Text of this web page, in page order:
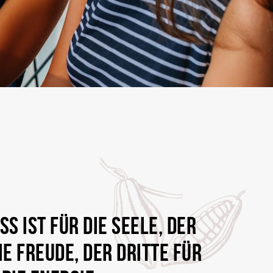
IST FÜR DIE SEELE, DER
FREUDE, DER DRITTE FÜR
DIE ENERGIE